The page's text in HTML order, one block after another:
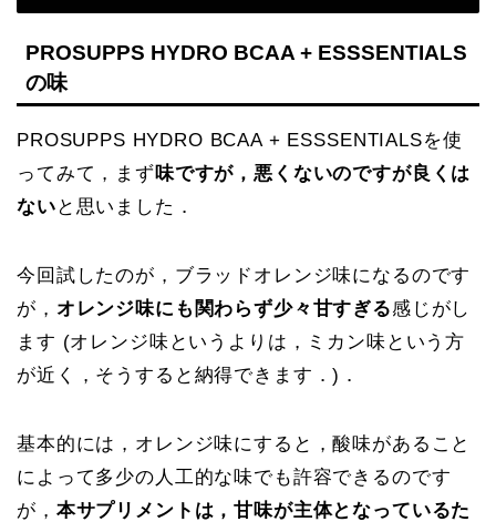
PROSUPPS HYDRO BCAA + ESSSENTIALS
の味
PROSUPPS HYDRO BCAA + ESSSENTIALSを使
ってみて，まず味ですが，悪くないのですが良くは
ない と思いました．
今回試したのが，ブラッドオレンジ味になるのです
が， オレンジ味にも関わらず少々甘すぎる感じがし
ます (オレンジ味というよりは，ミカン味という方
が近く，そうすると納得できます．)．
基本的には，オレンジ味にすると，酸味があること
によって多少の人工的な味でも許容できるのです
が， 本サプリメントは，甘味が主体となっているた